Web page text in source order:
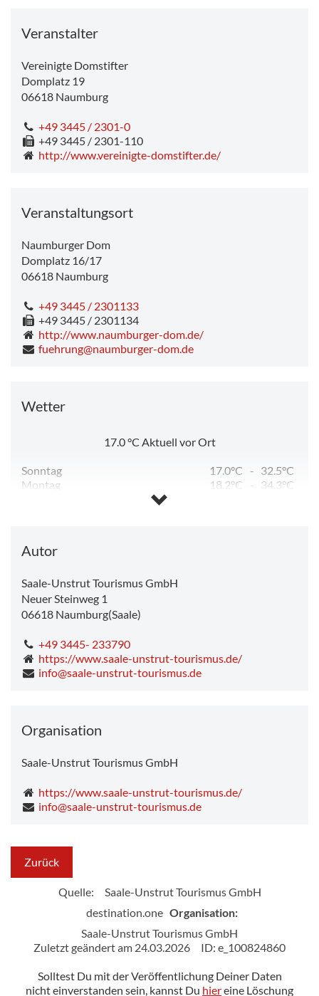
Veranstalter
Vereinigte Domstifter
Domplatz 19
06618 Naumburg
+49 3445 / 2301-0
+49 3445 / 2301-110
http://www.vereinigte-domstifter.de/
Veranstaltungsort
Naumburger Dom
Domplatz 16/17
06618 Naumburg
+49 3445 / 2301133
+49 3445 / 2301134
http://www.naumburger-dom.de/
fuehrung@naumburger-dom.de
Wetter
17.0°C Aktuell vor Ort
Sonntag 17.0°C - 32.5°C
Montag
18.2°C -
34.3°C
Autor
Saale-Unstrut Tourismus GmbH
Neuer Steinweg 1
06618 Naumburg(Saale)
+49 3445- 233790
https://www.saale-unstrut-tourismus.de/
info@saale-unstrut-tourismus.de
Organisation
Saale-Unstrut Tourismus GmbH
https://www.saale-unstrut-tourismus.de/
info@saale-unstrut-tourismus.de
Zurück
Quelle:
Saale-Unstrut Tourismus GmbH
destination.one Organisation:
Saale-Unstrut Tourismus GmbH
Zuletzt geändert am 24.03.2026
ID: e_100824860
Solltest Du mit der Veröffentlichung Deiner Daten
nicht einverstanden sein, kannst Du hiereine Löschung